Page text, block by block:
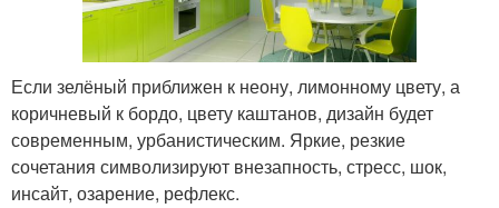
Если зелёный приближен к неону, лимонному цвету, а
коричневый к бордо, цвету каштанов, дизайн будет
современным, урбанистическим. Яркие, резкие
сочетания символизируют внезапность, стресс, шок,
инсайт, озарение, рефлекс.